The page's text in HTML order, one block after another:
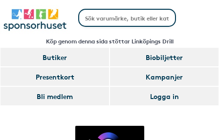
Köp genom denna sida stöttar Linköpings Drill
Butiker
Biobiljetter
Presentkort
Kampanjer
Bli medlem
Logga in